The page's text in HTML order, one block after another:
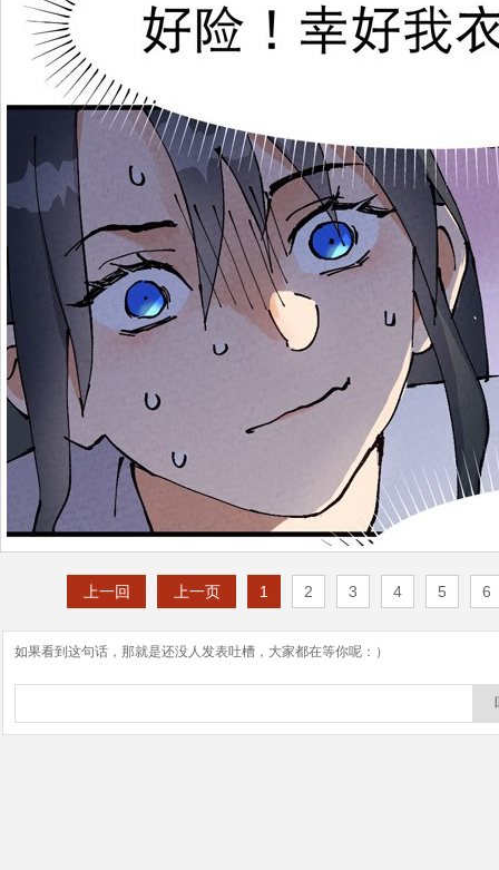
上一回 上一页 1 2 3 4 5 6
如果看到这句话，那就是还没人发表吐槽，大家都在等你呢：）